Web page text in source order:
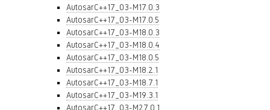
AutosarC++17_03-M17.0.3
AutosarC++17_03-M17.0.5
AutosarC++17_03-M18.0.3
AutosarC++17_03-M18.0.4
AutosarC++17_03-M18.0.5
AutosarC++17_03-M18.2.1
AutosarC++17_03-M18.7.1
AutosarC++17_03-M19.3.1
AutosarC++17_03-M27.0.1